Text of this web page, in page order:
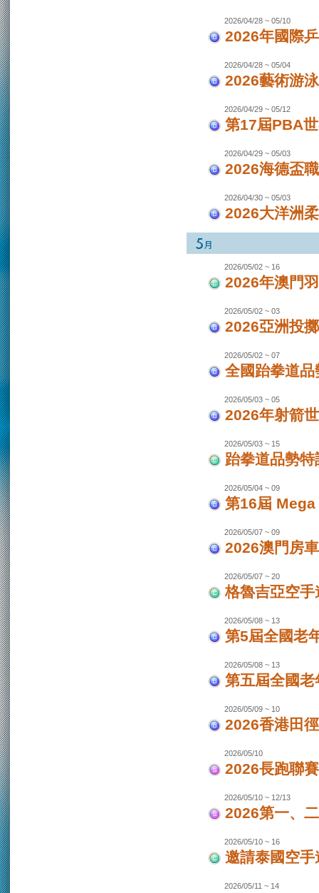
2026/04/28 ~ 05/10
2026年國際
2026/04/28 ~ 05/04
2026藝術游
2026/04/29 ~ 05/12
第17屆PBA
2026/04/29 ~ 05/03
2026海德盃
2026/04/30 ~ 05/03
2026大洋洲
2026/05/02 ~ 16
2026年澳門
2026/05/02 ~ 03
2026亞洲投
2026/05/02 ~ 07
全國跆拳道
2026/05/03 ~ 05
2026年射箭
2026/05/03 ~ 15
跆拳道品勢
2026/05/04 ~ 09
第16屆
2026/05/07 ~ 09
2026澳門房
2026/05/07 ~ 20
格魯吉亞空
2026/05/08 ~ 13
第5屆全國老
2026/05/08 ~ 13
第五屆全國
2026/05/09 ~ 10
2026香港田
2026/05/10
2026長跑聯
2026/05/10 ~ 12/13
2026第一、
2026/05/10 ~ 16
邀請泰國空
2026/05/11 ~ 14